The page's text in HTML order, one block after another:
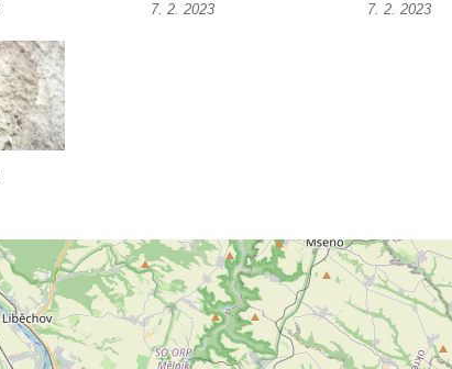
7. 2. 2023 7. 2. 2023